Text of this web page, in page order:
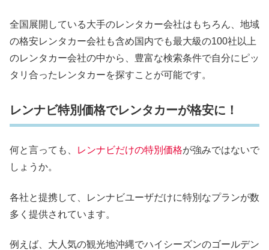
全国展開している大手のレンタカー会社はもちろん、地域
の格安レンタカー会社も含め国内でも最大級の100社以上
のレンタカー会社の中から、豊富な検索条件で自分にピッ
タリ合ったレンタカーを探すことが可能です。
レンナビ特別価格でレンタカーが格安に！
何と言っても、 レンナビだけの特別価格が強みではないで
しょうか。
各社と提携して、レンナビユーザだけに特別なプランが数
多く提供されています。
例えば、大人気の観光地沖縄でハイシーズンのゴールデン